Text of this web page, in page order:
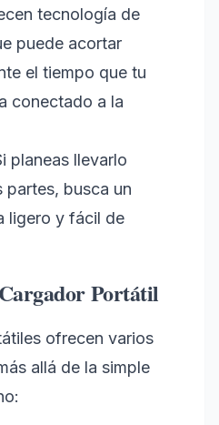
tecnología de
puede acortar
el tiempo que tu
conectado a la
planeas llevarlo
busca un
ligero y fácil de
Portátil
ofrecen varios
allá de la simple